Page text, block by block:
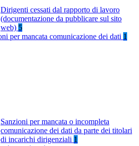
Dirigenti cessati dal rapporto di lavoro
(documentazione da pubblicare sul sito
web) 5
per mancata comunicazione dei dati 1
Sanzioni per mancata o incompleta
comunicazione dei dati da parte dei titolari
di incarichi dirigenziali 1